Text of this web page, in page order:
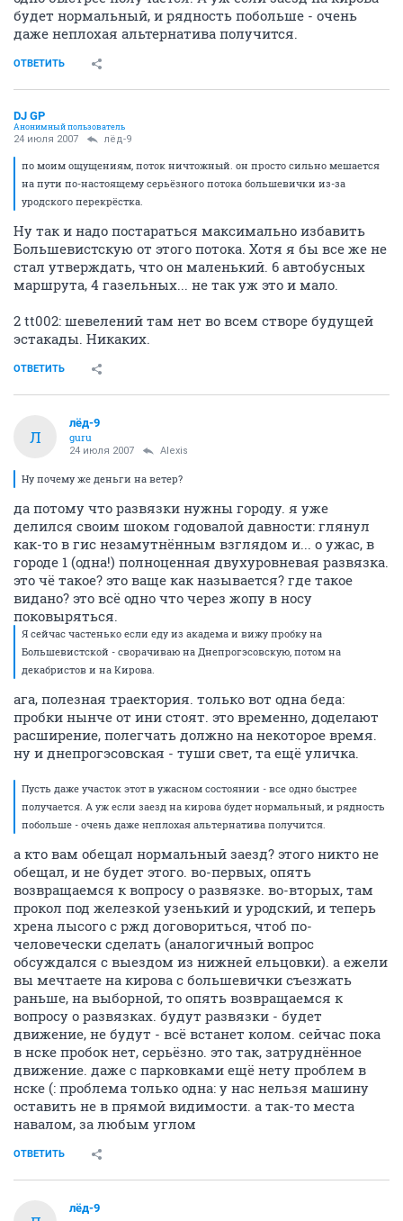
будет нормальный, и рядность побольше - очень
даже неплохая альтернатива получится.
ОТВЕТИТЬ
DJ GP
Анонимный пользователь
24 июля 2007 лёд-9
по моим ощущениям, поток ничтожный. он просто сильно мешается
на пути по-настоящему серьёзного потока большевички из-за
уродского перекрёстка.
Ну так и надо постараться максимально избавить
Большевистскую от этого потока. Хотя я бы все же не
стал утверждать, что он маленький. 6 автобусных
маршрута, 4 газельных... не так уж это и мало.
2 tt002: шевелений там нет во всем створе будущей
эстакады. Никаких.
ОТВЕТИТЬ
Л
лёд-9
guru
24 июля 2007 Alexis
Ну почему же деньги на ветер?
да потому что развязки нужны городу. я уже
делился своим шоком годовалой давности: глянул
как-то в гис незамутнённым взглядом и... о ужас, в
городе 1 (одна!) полноценная двухуровневая развязка.
это чё такое? это ваще как называется? где такое
видано? это всё одно что через жопу в носу
поковыряться.
Я сейчас частенько если еду из академа и вижу пробку на
Большевистской - сворачиваю на Днепрогэсовскую, потом на
декабристов и на Кирова.
ага, полезная траектория. только вот одна беда:
пробки нынче от ини стоят. это временно, доделают
расширение, полегчать должно на некоторое время.
ну и днепрогэсовская - туши свет, та ещё уличка.
Пусть даже участок этот в ужасном состоянии - все одно быстрее
получается. А уж если заезд на кирова будет нормальный, и рядность
побольше - очень даже неплохая альтернатива получится.
а кто вам обещал нормальный заезд? этого никто не
обещал, и не будет этого. во-первых, опять
возвращаемся к вопросу о развязке. во-вторых, там
прокол под железкой узенький и уродский, и теперь
хрена лысого с ржд договориться, чтоб по-
человечески сделать (аналогичный вопрос
обсуждался с выездом из нижней ельцовки). а ежели
вы мечтаете на кирова с большевички съезжать
раньше, на выборной, то опять возвращаемся к
вопросу о развязках. будут развязки - будет
движение, не будут - всё встанет колом. сейчас пока
в нске пробок нет, серьёзно. это так, затруднённое
движение. даже с парковками ещё нету проблем в
нске (: проблема только одна: у нас нельзя машину
оставить не в прямой видимости. а так-то места
навалом, за любым углом
ОТВЕТИТЬ
лёд-9